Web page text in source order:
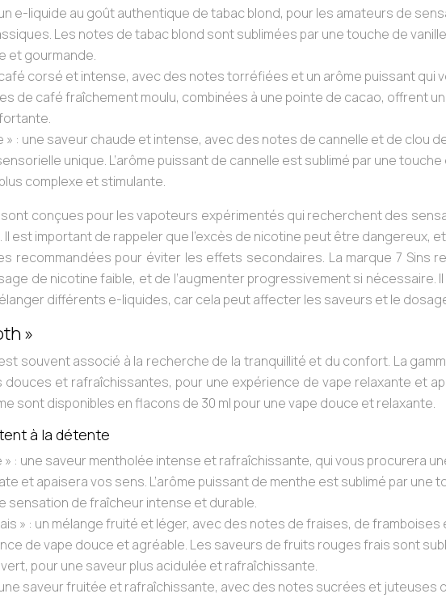
e-liquide au goût authentique de tabac blond, pour les amateurs de
Les notes de tabac blond sont sublimées par une touche de
et gourmande.
corsé et intense, avec des notes torréfiées et un arôme puissant qui
de café fraîchement moulu, combinées à une pointe de cacao, offrent
» : une saveur chaude et intense, avec des notes de cannelle et de clou
unique. L’arôme puissant de cannelle est sublimé par une
complexe et stimulante.
sont conçues pour les vapoteurs expérimentés qui recherchent des
est important de rappeler que l’excès de nicotine peut être dangereux,
recommandées pour éviter les effets secondaires. La marque 7 Sins
de nicotine faible, et de l’augmenter progressivement si nécessaire.
différents e-liquides, car cela peut affecter les saveurs et le
»
souvent associé à la recherche de la tranquillité et du confort. La
douces et rafraîchissantes, pour une expérience de vape relaxante et
sont disponibles en flacons de 30 ml pour une vape douce et relaxante.
à la détente
» : une saveur mentholée intense et rafraîchissante, qui vous procurera
et apaisera vos sens. L’arôme puissant de menthe est sublimé par une
sensation de fraîcheur intense et durable.
» : un mélange fruité et léger, avec des notes de fraises, de framboises
de vape douce et agréable. Les saveurs de fruits rouges frais sont
pour une saveur plus acidulée et rafraîchissante.
saveur fruitée et rafraîchissante, avec des notes sucrées et juteuses